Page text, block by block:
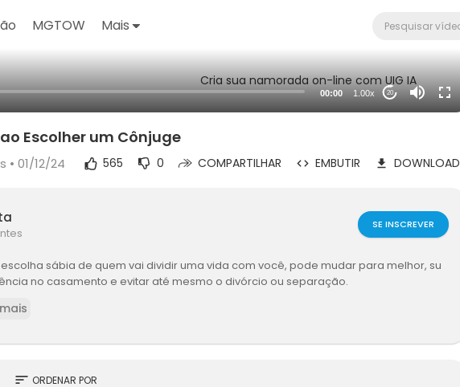
MGTOW Mais
Cria sua namorada on-line com UIG IA
00:00 1.00x 20
Escolher um Cônjuge
• 01/12/24 565 0 COMPARTILHAR EMBUTIR DOWNLOAD
SE INSCREVER
sábia de quem vai dividir uma vida com você, pode mudar para melhor, su
no casamento e evitar até mesmo o divórcio ou separação.
sort ORDENAR POR